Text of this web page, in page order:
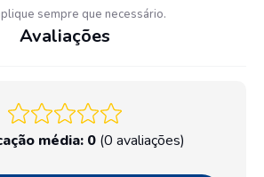
sempre que necessário.
Avaliações
média: 0 (0 avaliações)